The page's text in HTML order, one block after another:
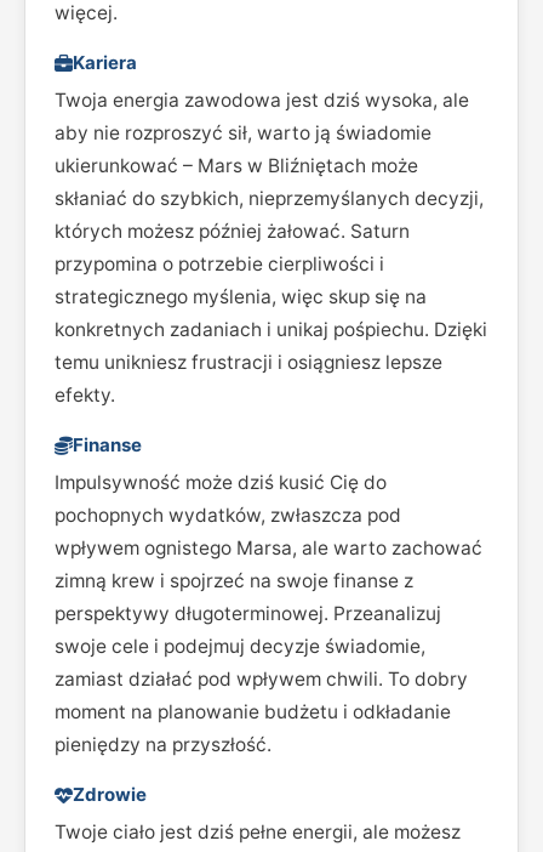
więcej.
Kariera
Twoja energia zawodowa jest dziś wysoka, ale
aby nie rozproszyć sił, warto ją świadomie
ukierunkować – Mars w Bliźniętach może
skłaniać do szybkich, nieprzemyślanych decyzji,
których możesz później żałować. Saturn
przypomina o potrzebie cierpliwości i
strategicznego myślenia, więc skup się na
konkretnych zadaniach i unikaj pośpiechu. Dzięki
temu unikniesz frustracji i osiągniesz lepsze
efekty.
Finanse
Impulsywność może dziś kusić Cię do
pochopnych wydatków, zwłaszcza pod
wpływem ognistego Marsa, ale warto zachować
zimną krew i spojrzeć na swoje finanse z
perspektywy długoterminowej. Przeanalizuj
swoje cele i podejmuj decyzje świadomie,
zamiast działać pod wpływem chwili. To dobry
moment na planowanie budżetu i odkładanie
pieniędzy na przyszłość.
Zdrowie
Twoje ciało jest dziś pełne energii, ale możesz